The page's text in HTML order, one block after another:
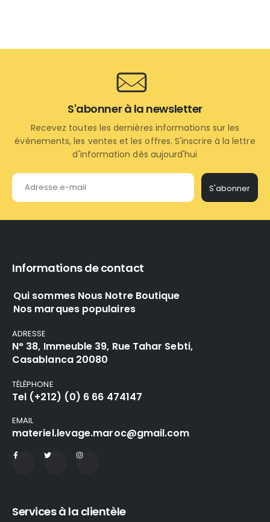
S'abonner à la newsletter
Recevez toutes les dernières informations sur les
événements, les ventes et les offres. S'inscrire à la lettre
d'information dès aujourd'hui
S'abonner
Informations de contact
Qui sommes Nous Notre Boutique
Nos marques populaires
ADRESSE
N° 38, Immeuble 39, Rue Tahar Sebti,
Casablanca 20080
TÉLÉPHONE
Tel (+212) (0) 6 66 474147
EMAIL
materiel.levage.maroc@gmail.com
Services à la clientèle